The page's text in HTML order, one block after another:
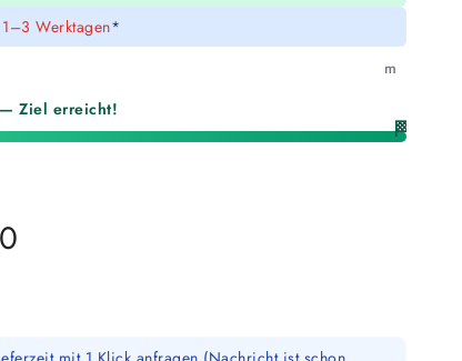
1–3 Werktagen*
m
Ziel erreicht!
🏁